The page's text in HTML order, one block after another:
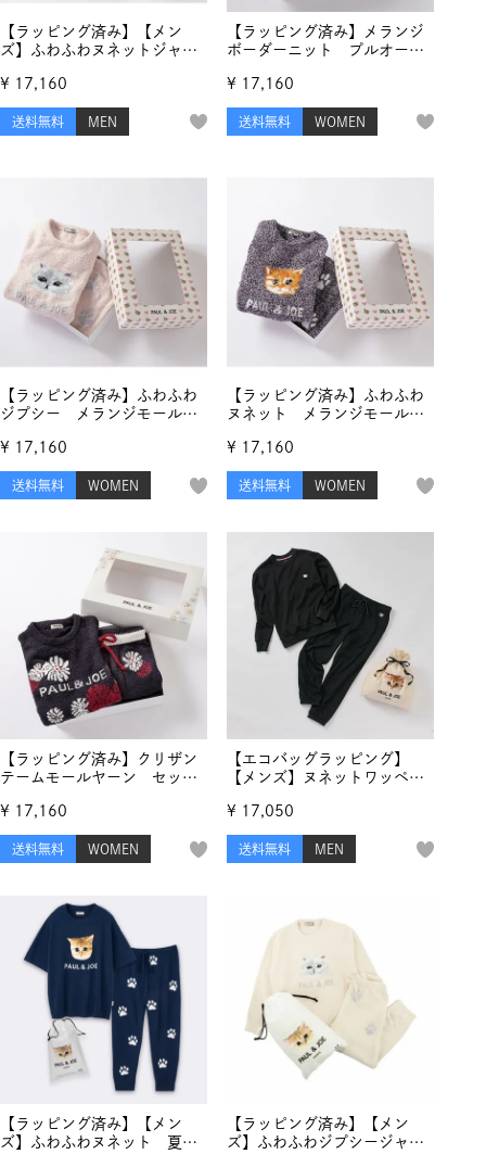
【ラッピング済み】【メン
ズ】ふわふわヌネットジャガ
ム猫足跡ジャガード ロング
パンツ セットアップ
¥ 17,160
送料無料 MEN
【ラッピング済み】メランジ
ボーダーニット プルオーバ
¥ 17,160
送料無料 WOMEN
【ラッピング済み】ふわふわ
ジプシー メランジモールヤ
プ
¥ 17,160
送料無料 WOMEN
【ラッピング済み】ふわふわ
ヌネット メランジモールヤ
プ
¥ 17,160
送料無料 WOMEN
【ラッピング済み】クリザン
テームモールヤーン セット
¥ 17,160
送料無料 WOMEN
【エコバッグラッピング】
【メンズ】ヌネットワッペン
¥ 17,050
送料無料 MEN
【ラッピング済み】【メン
ズ】ふわふわヌネット 夏ニ
【ラッピング済み】【メン
ズ】ふわふわジプシージャガ